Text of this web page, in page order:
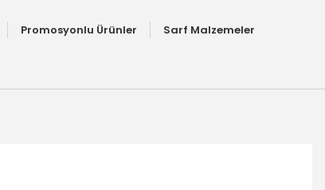
Promosyonlu Ürünler Sarf Malzemeler